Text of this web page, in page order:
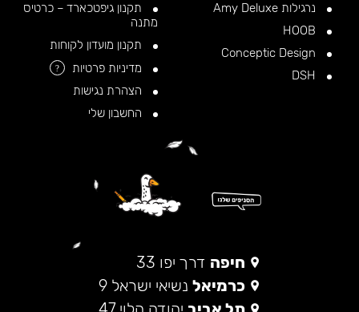
נרגילות Amy Deluxe
תקנון גיפטכארד – כרטיס
מתנה
תקנון מועדון לקוחות
מדיניות פרטיות
?
הצהרת נגישות
החשבון שלי
חיפה דרך יפו 33
כרמיאל נשיאי ישראל 9